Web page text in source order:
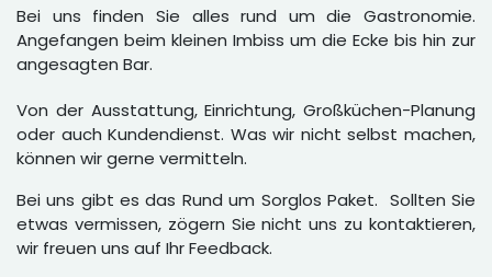
Bei uns finden Sie alles rund um die Gastronomie.
Angefangen beim kleinen Imbiss um die Ecke bis hin zur
angesagten Bar.
Von der Ausstattung, Einrichtung, Großküchen-Planung
oder auch Kundendienst. Was wir nicht selbst machen,
können wir gerne vermitteln.
Bei uns gibt es das Rund um Sorglos Paket. Sollten Sie
etwas vermissen, zögern Sie nicht uns zu kontaktieren,
wir freuen uns auf Ihr Feedback.